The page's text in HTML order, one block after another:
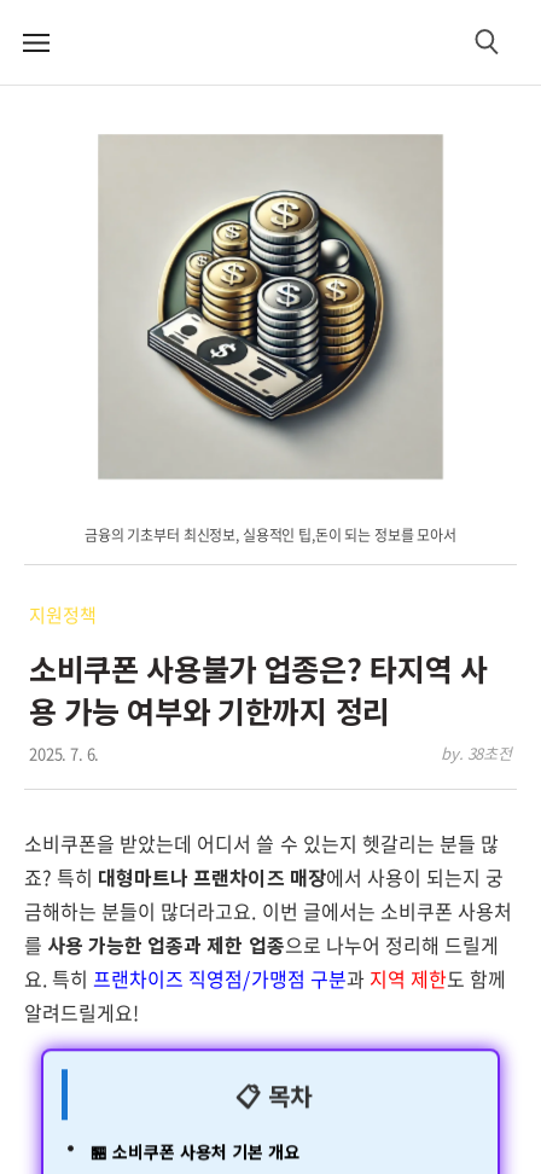
메
검
금융의 기초부터 최신정보, 실용적인 팁,돈이 되는 정보를 모아서
지원정책
소비쿠폰 사용불가 업종은? 타지역 사
용 가능 여부와 기한까지 정리
2025. 7. 6. by. 38초전
소비쿠폰을 받았는데 어디서 쓸 수 있는지 헷갈리는 분들 많
죠? 특히 대형마트나 프랜차이즈 매장에서 사용이 되는지 궁
금해하는 분들이 많더라고요. 이번 글에서는 소비쿠폰 사용처
를 사용 가능한 업종과 제한 업종으로 나누어 정리해 드릴게
요. 특히프랜차이즈 직영점/가맹점 구분과 지역 제한도 함께
알려드릴게요!
📋 목차
🏪 소비쿠폰 사용처 기본 개요